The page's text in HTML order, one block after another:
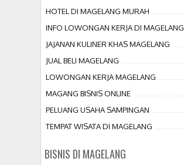
HOTEL DI MAGELANG MURAH
INFO LOWONGAN KERJA DI MAGELANG
JAJANAN KULINER KHAS MAGELANG
JUAL BELI MAGELANG
LOWONGAN KERJA MAGELANG
MAGANG BISNIS ONLINE
PELUANG USAHA SAMPINGAN
TEMPAT WISATA DI MAGELANG
BISNIS DI MAGELANG